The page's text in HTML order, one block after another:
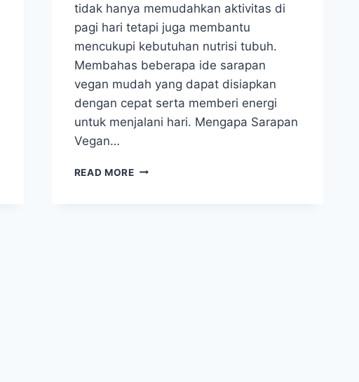
tidak hanya memudahkan aktivitas di
pagi hari tetapi juga membantu
mencukupi kebutuhan nutrisi tubuh.
Membahas beberapa ide sarapan
vegan mudah yang dapat disiapkan
dengan cepat serta memberi energi
untuk menjalani hari. Mengapa Sarapan
Vegan…
READ MORESARAPAN